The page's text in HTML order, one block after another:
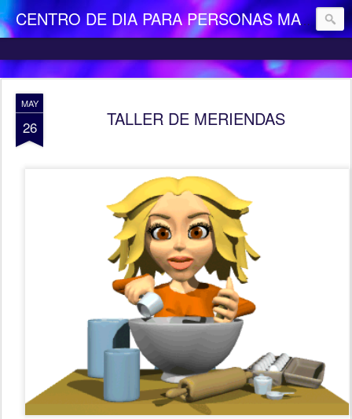
CENTRO DE DIA PARA PERSONAS MAYORES DEPENDIENTES "LA CAMOCHA"
MAY
26 TALLER DE MERIENDAS